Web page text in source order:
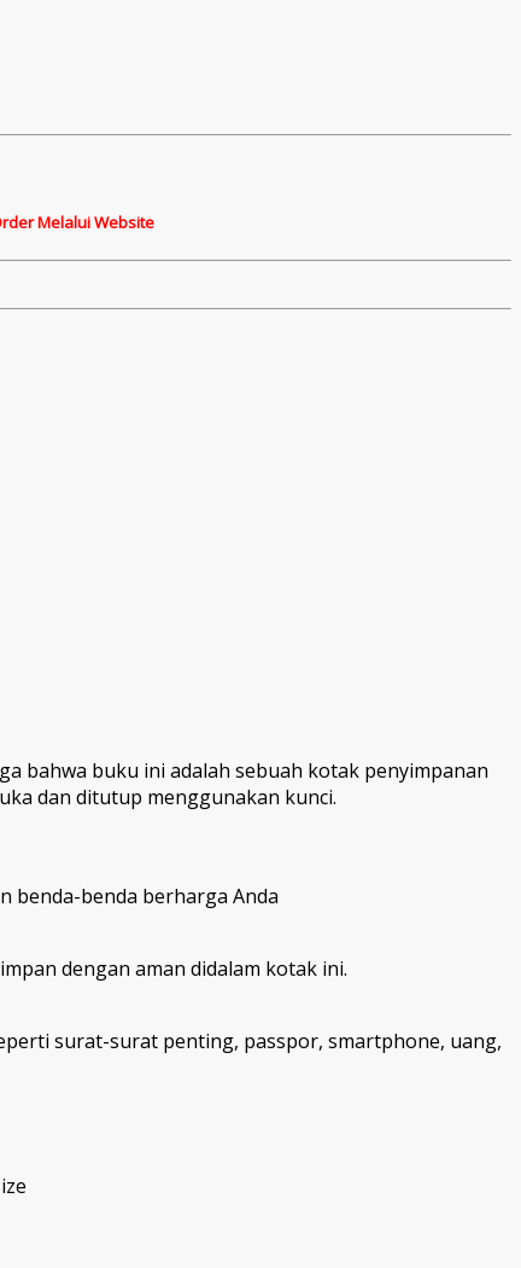
Melalui Website
bahwa buku ini adalah sebuah kotak penyimpanan
dan ditutup menggunakan kunci.
benda-benda berharga Anda
dengan aman didalam kotak ini.
surat-surat penting, passpor, smartphone, uang,